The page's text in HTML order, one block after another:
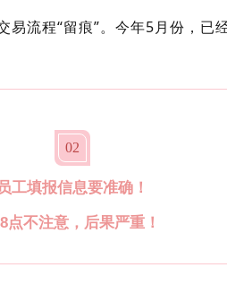
流程“留痕”。今年5月份，已
02
员工填报信息要准确！
点不注意，后果严重！